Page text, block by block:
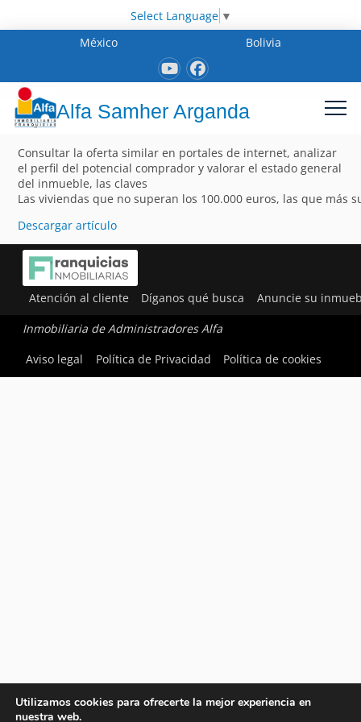
Select Language ▼
México
Bolivia
Alfa Samher Arganda
Consultar la oferta similar en portales de internet, analizar
el perfil del potencial comprador y valorar el estado general
del inmueble, las claves
Las viviendas que no superan los 100.000 euros, las que más
Descargar artículo
Atención al cliente Díganos qué busca Anuncie su
Inmobiliaria de Administradores Alfa
Aviso legal
Política de Privacidad Política de cookies
Utilizamos cookies para ofrecerte la mejor experiencia en
nuestra web.